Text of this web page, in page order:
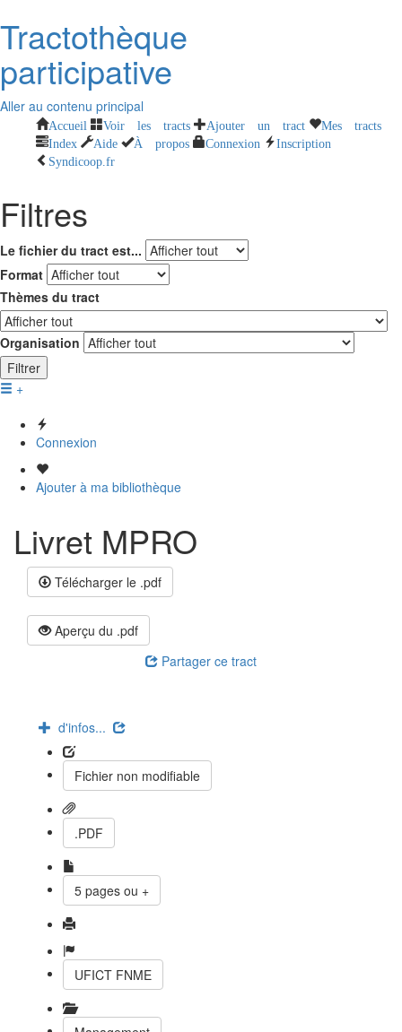
Tractothèque
participative
Aller au contenu principal
Accueil Voir les tracts Ajouter un tract
Mes tracts
Index
Aide À propos Connexion
Inscription
Syndicoop.fr
Filtres
Le fichier du tract est...
Format
Thèmes du tract
Organisation
Filtrer
+
Connexion
Ajouter à ma bibliothèque
Livret MPRO
Télécharger le .pdf
Aperçu du .pdf
Partager ce tract
d'infos...
Fichier non modifiable
.PDF
5 pages ou +
UFICT FNME